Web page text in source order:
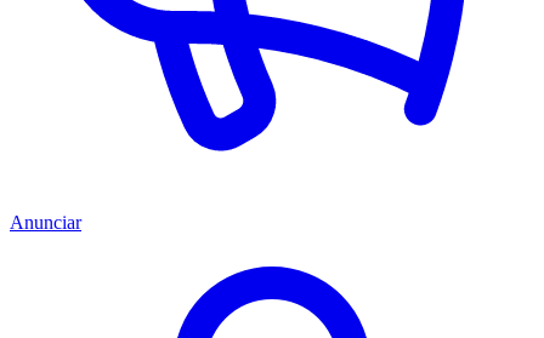
Anunciar